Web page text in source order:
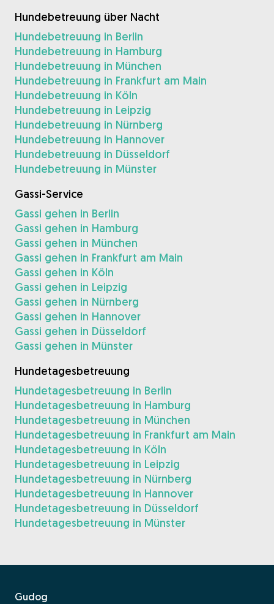
Hundebetreuung über Nacht
Hundebetreuung in Berlin
Hundebetreuung in Hamburg
Hundebetreuung in München
Hundebetreuung in Frankfurt am Main
Hundebetreuung in Köln
Hundebetreuung in Leipzig
Hundebetreuung in Nürnberg
Hundebetreuung in Hannover
Hundebetreuung in Düsseldorf
Hundebetreuung in Münster
Gassi-Service
Gassi gehen in Berlin
Gassi gehen in Hamburg
Gassi gehen in München
Gassi gehen in Frankfurt am Main
Gassi gehen in Köln
Gassi gehen in Leipzig
Gassi gehen in Nürnberg
Gassi gehen in Hannover
Gassi gehen in Düsseldorf
Gassi gehen in Münster
Hundetagesbetreuung
Hundetagesbetreuung in Berlin
Hundetagesbetreuung in Hamburg
Hundetagesbetreuung in München
Hundetagesbetreuung in Frankfurt am Main
Hundetagesbetreuung in Köln
Hundetagesbetreuung in Leipzig
Hundetagesbetreuung in Nürnberg
Hundetagesbetreuung in Hannover
Hundetagesbetreuung in Düsseldorf
Hundetagesbetreuung in Münster
Gudog